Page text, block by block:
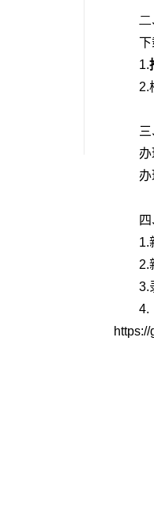
二
下
1.
2.
1.
2.
3.
4.